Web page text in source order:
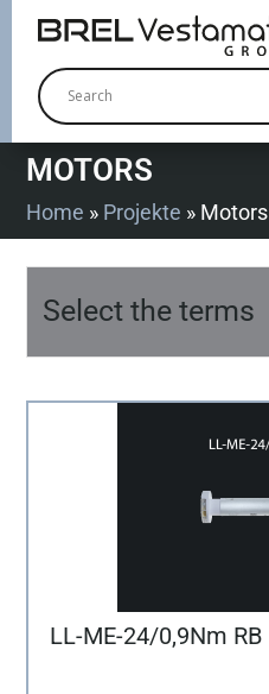
MOTORS
Home » Projekte » Motors
Select the terms
LL-ME-24/0,9Nm RB